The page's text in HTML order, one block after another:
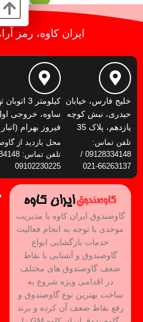
ایران کاوه، رمز
خلیج فارس، خیابان
حیدری، نبش کوچه
یازدهم، پلاک 35
تلفن تماس:
09128334148 /
66263137-021
کیلومتر 3
ساوه، خروجی
فیروز بهرام
محل بازدید از
09102230225
گاوصندوق ایران کاوه با مدیریت
موحدی با توجه به انجام فعالیت
خدمات بازگشایی انواع
گاوصندوق و آشنایی با نقاط
ضعف گاوصندوق های مختلف
در اقدامی ویژه شروع به
ساخت بهترین نوع گاوصندوق و
رفع نقاط ضعف آن کرده و برند